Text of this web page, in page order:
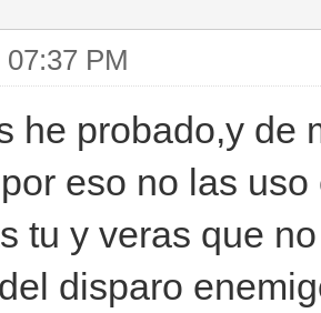
PM
he probado,y de
eso no las
tu y veras que
disparo